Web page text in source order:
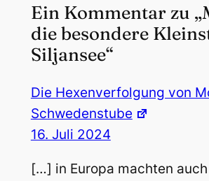
Ein Kommentar zu
die besondere
Siljansee“
Die Hexenverfolgung von
Schwedenstube
16. Juli 2024
[…] in Europa machten